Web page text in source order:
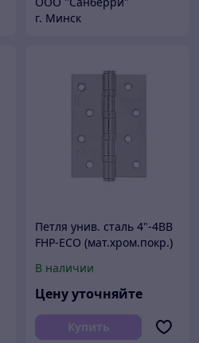
г. Минск
Петля унив. сталь 4"-4ВВ
FHP-ECO (мат.хром.покр.)
В наличии
Цену уточняйте
Купить